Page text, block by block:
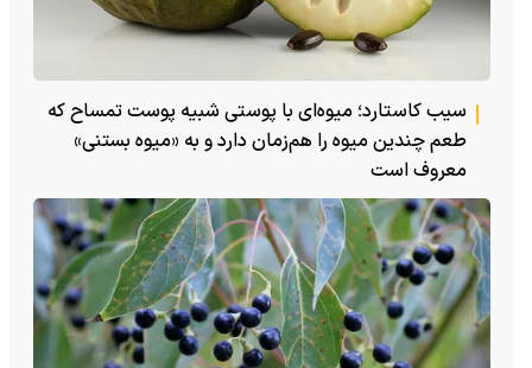
سیب کاستارد؛ میوه‌ای با پوستی شبیه پوست تمساح که
طعم چندین میوه را هم‌زمان دارد و به «میوه بستنی»
معروف است